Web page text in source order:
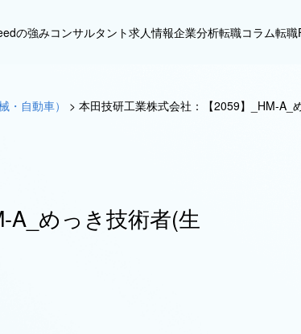
の強みコンサルタント求人情報企業分析転職コラム転職
・自動車） > 本田技研工業株式会社：【2059】_HM-A_
A_めっき技術者(生